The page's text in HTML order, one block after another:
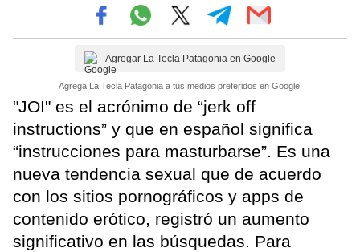
Agregar La Tecla Patagonia en Google
Agrega La Tecla Patagonia a tus medios preferidos en Google.
"JOI" es el acrónimo de “jerk off
instructions” y que en español significa
“instrucciones para masturbarse”. Es una
nueva tendencia sexual que de acuerdo
con los sitios pornográficos y apps de
contenido erótico, registró un aumento
significativo en las búsquedas. Para